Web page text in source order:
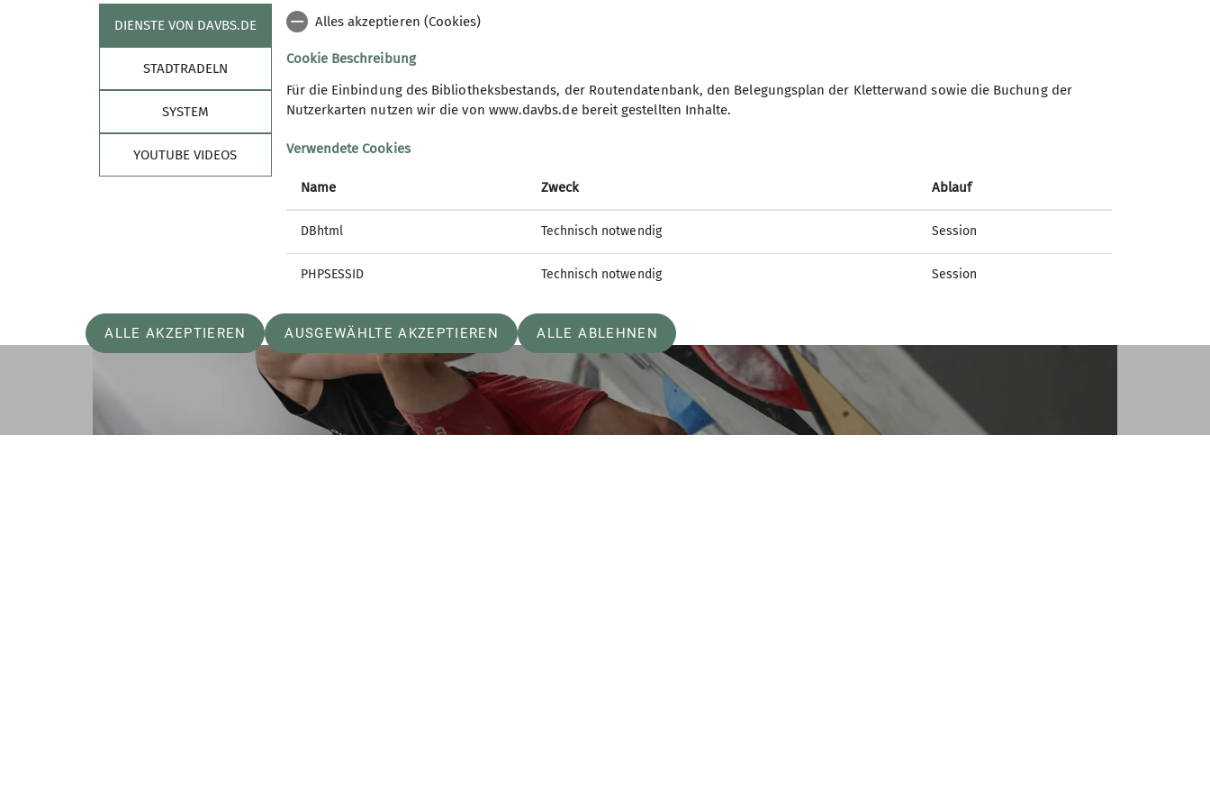
Ergänzung 27. August 2023 / Ergebnisse:
Altersklasse U16. Gratulation für die respektablen Leistungen!
DIENSTE VON DAVBS.DE
STADTRADELN
SYSTEM
YOUTUBE VIDEOS
Alles akzeptieren (Cookies)
Cookie Beschreibung
Für die Einbindung des Bibliotheksbestands, der Routendatenbank, den Belegungsplan der Kletterwand sowie die Buchung der
Nutzerkarten nutzen wir die von www.davbs.de bereit gestellten Inhalte.
Verwendete Cookies
Name Zweck Ablauf
DBhtml Technisch notwendig Session
PHPSESSID Technisch notwendig Session
ALLE AKZEPTIEREN AUSGEWÄHLTE AKZEPTIEREN ALLE ABLEHNEN